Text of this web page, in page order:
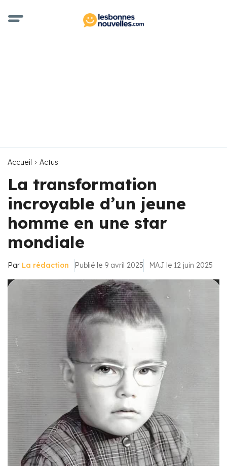
Accueil Actus
La transformation
incroyable d’un jeune
homme en une star
mondiale
Par La rédaction Publié le 9 avril 2025 MAJ le 12 juin 2025